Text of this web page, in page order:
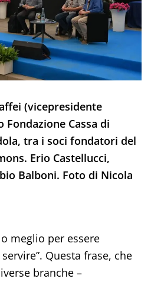
(vicepresidente
Cassa di
tra i soci fondatori del
Erio Castellucci,
Balboni. Foto di Nicola
meglio per essere
Questa frase, che
branche –